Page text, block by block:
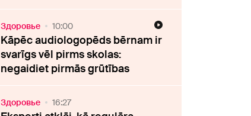
Здоровье 10:00
Kāpēc audiologopēds bērnam ir
svarīgs vēl pirms skolas:
negaidiet pirmās grūtības
Здоровье 16:27